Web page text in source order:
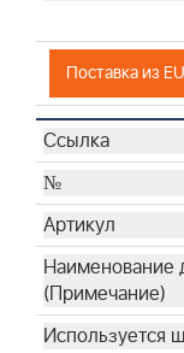
Поставка из